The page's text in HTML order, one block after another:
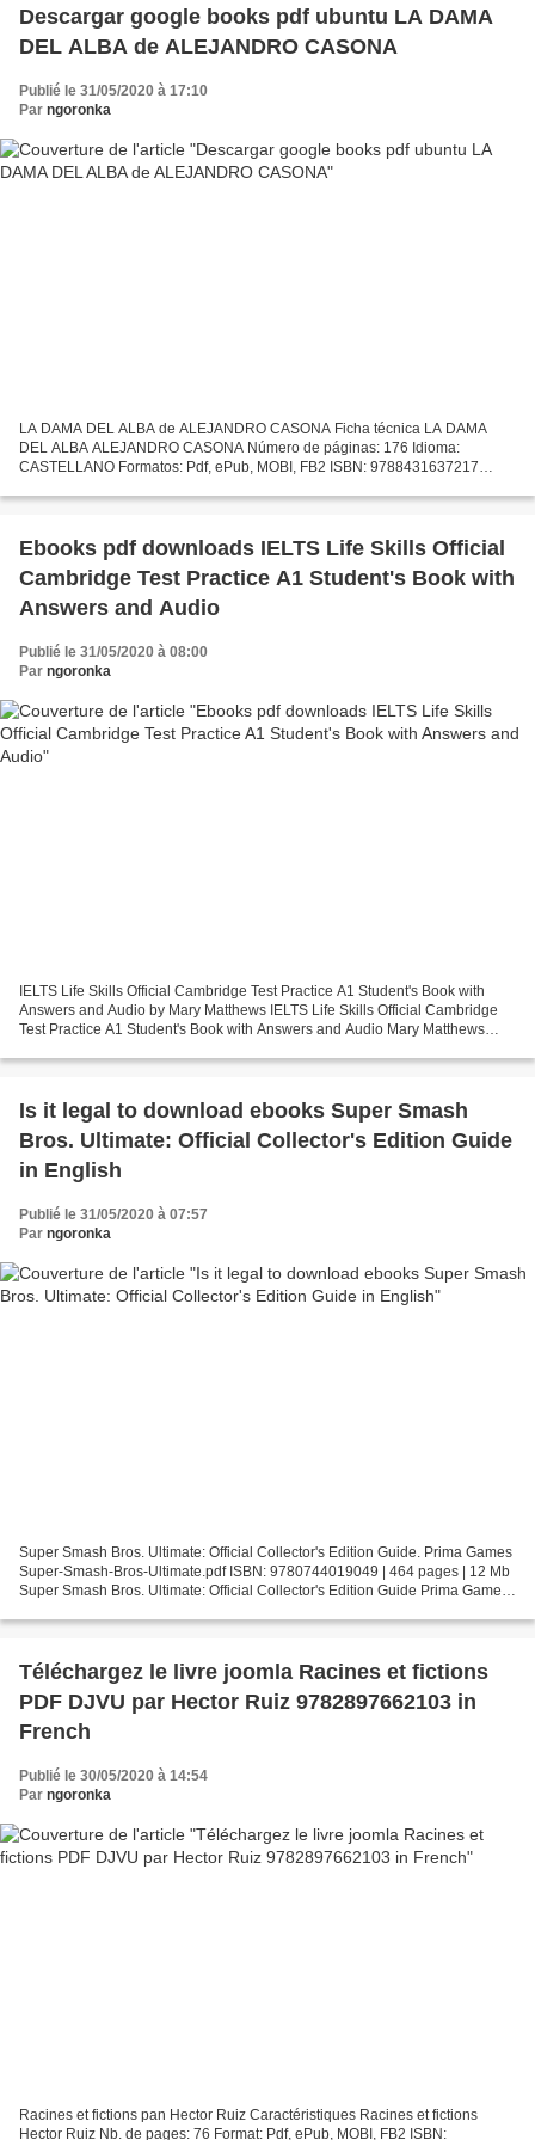
Descargar google books pdf ubuntu LA DAMA
DEL ALBA de ALEJANDRO CASONA
Publié le 31/05/2020 à 17:10
Par ngoronka
LA DAMA DEL ALBA de ALEJANDRO CASONA Ficha técnica LA DAMA
DEL ALBA ALEJANDRO CASONA Número de páginas: 176 Idioma:
CASTELLANO Formatos: Pdf, ePub, MOBI, FB2 ISBN: 9788431637217
Descargar...
Ebooks pdf downloads IELTS Life Skills Official
Cambridge Test Practice A1 Student's Book with
Answers and Audio
Publié le 31/05/2020 à 08:00
Par ngoronka
IELTS Life Skills Official Cambridge Test Practice A1 Student's Book with
Answers and Audio by Mary Matthews IELTS Life Skills Official Cambridge
Test Practice A1 Student's Book with Answers and Audio Mary Matthews
Is it legal to download ebooks Super Smash
Bros. Ultimate: Official Collector's Edition Guide
in English
Publié le 31/05/2020 à 07:57
Par ngoronka
Super Smash Bros. Ultimate: Official Collector's Edition Guide. Prima Games
Super-Smash-Bros-Ultimate.pdf ISBN: 9780744019049 | 464 pages | 12 Mb
Super Smash Bros. Ultimate: Official Collector's Edition Guide Prima Games
Téléchargez le livre joomla Racines et fictions
PDF DJVU par Hector Ruiz 9782897662103 in
French
Publié le 30/05/2020 à 14:54
Par ngoronka
Racines et fictions pan Hector Ruiz Caractéristiques Racines et fictions
Hector Ruiz Nb. de pages: 76 Format: Pdf, ePub, MOBI, FB2 ISBN: